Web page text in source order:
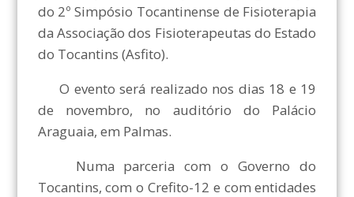
do 2º Simpósio Tocantinense de Fisioterapia
da Associação dos Fisioterapeutas do Estado
do Tocantins (Asfito).
O evento será realizado nos dias 18 e 19
de novembro, no auditório do Palácio
Araguaia, em Palmas.
Numa parceria com o Governo do
Tocantins, com o Crefito-12 e com entidades